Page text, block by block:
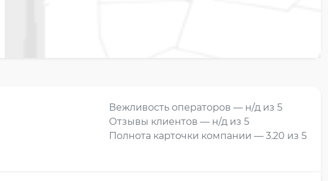
Вежливость операторов — н/д из 5
Отзывы клиентов — н/д из 5
Полнота карточки компании — 3.20 из 5